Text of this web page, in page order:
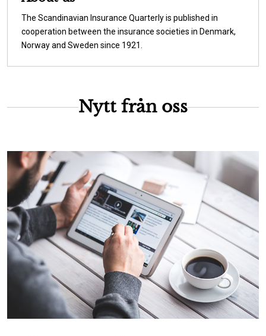
The Scandinavian Insurance Quarterly is published in
cooperation between the insurance societies in Denmark,
Norway and Sweden since 1921.
Nytt från oss